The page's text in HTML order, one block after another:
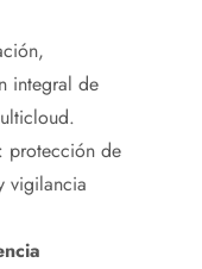
integral de
: protección de
vigilancia